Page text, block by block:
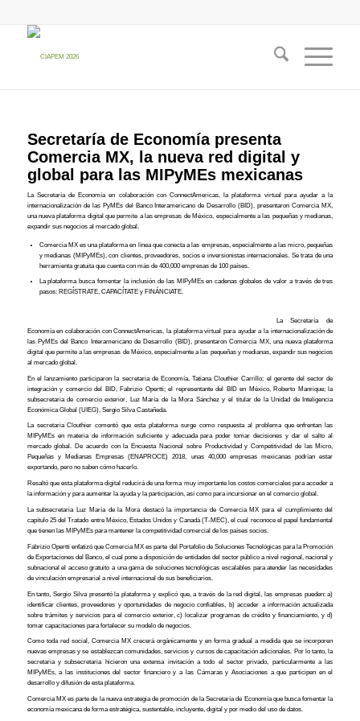
Secretaría de Economía presenta
Comercia MX, la nueva red digital y
global para las MIPyMEs mexicanas
La Secretaría de Economía en colaboración con ConnectAmericas, la plataforma virtual para ayudar a la
internacionalización de las PyMEs del Banco Interamericano de Desarrollo (BID), presentaron Comercia MX,
una nueva plataforma digital que permite a las empresas de México, especialmente a las pequeñas y medianas,
expandir sus negocios al mercado global.
Comercia MX es una plataforma en línea que conecta a las empresas, especialmente a las micro, pequeñas
y medianas (MIPyMEs), con clientes, proveedores, socios e inversionistas internacionales. Se trata de una
herramienta gratuita que cuenta con más de 400,000 empresas de 100 países.
La plataforma busca fomentar la inclusión de las MIPyMEs en cadenas globales de valor a través de tres
pasos: REGÍSTRATE, CAPACÍTATE y FINÁNCIATE.
La Secretaría de
Economía en colaboración con ConnectAmericas, la plataforma virtual para ayudar a la internacionalización de
las PyMEs del Banco Interamericano de Desarrollo (BID), presentaron Comercia MX, una nueva plataforma
digital que permite a las empresas de México, especialmente a las pequeñas y medianas, expandir sus negocios
al mercado global.
En el lanzamiento participaron la secretaria de Economía, Tatiana Clouthier Carrillo; el gerente del sector de
integración y comercio del BID, Fabrizio Opertti; el representante del BID en México, Roberto Manrique; la
subsecretaria de comercio exterior, Luz María de la Mora Sánchez y el titular de la Unidad de Inteligencia
Económica Global (UIEG), Sergio Silva Castañeda.
La secretaria Clouthier comentó que esta plataforma surge como respuesta al problema que enfrentan las
MIPyMEs en materia de información suficiente y adecuada para poder tomar decisiones y dar el salto al
mercado global. De acuerdo con la Encuesta Nacional sobre Productividad y Competitividad de las Micro,
Pequeñas y Medianas Empresas (ENAPROCE) 2018, unas 40,000 empresas mexicanas podrían estar
exportando, pero no saben cómo hacerlo.
Resaltó que esta plataforma digital reducirá de una forma muy importante los costos comerciales para acceder a
la información y para aumentar la ayuda y la participación, así como para incursionar en el comercio global.
La subsecretaria Luz María de la Mora destacó la importancia de Comercia MX para el cumplimiento del
capítulo 25 del Tratado entre México, Estados Unidos y Canadá (T-MEC), el cual reconoce el papel fundamental
que tienen las MIPyMEs para mantener la competitividad comercial de los países socios.
Fabrizio Opertti enfatizó que Comercia MX es parte del Portafolio de Soluciones Tecnológicas para la Promoción
de Exportaciones del Banco, el cual pone a disposición de entidades del sector público a nivel regional, nacional y
subnacional el acceso gratuito a una gama de soluciones tecnológicas escalables para atender las necesidades
de vinculación empresarial a nivel internacional de sus beneficiarios.
En tanto, Sergio Silva presentó la plataforma y explicó que, a través de la red digital, las empresas pueden: a)
identificar clientes, proveedores y oportunidades de negocio confiables, b) acceder a información actualizada
sobre trámites y servicios para el comercio exterior, c) localizar programas de crédito y financiamiento, y d)
tomar capacitaciones para fortalecer su modelo de negocios.
Como toda red social, Comercia MX crecerá orgánicamente y en forma gradual a medida que se incorporen
nuevas empresas y se establezcan comunidades, servicios y cursos de capacitación adicionales. Por lo tanto, la
secretaria y subsecretaria hicieron una extensa invitación a todo el sector privado, particularmente a las
MIPyMEs, a las instituciones del sector financiero y a las Cámaras y Asociaciones a que participen en el
desarrollo y difusión de esta plataforma.
Comercia MX es parte de la nueva estrategia de promoción de la Secretaría de Economía que busca fomentar la
economía mexicana de forma estratégica, sustentable, incluyente, digital y por medio del uso de datos.